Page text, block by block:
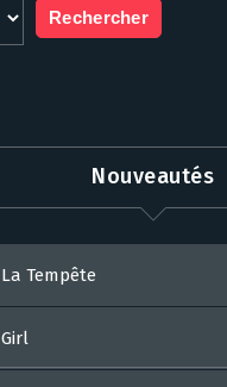
Nouveautés
La Tempête
Girl